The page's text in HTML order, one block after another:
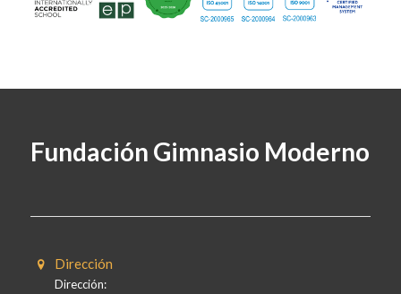
Fundación Gimnasio Moderno
Dirección
Dirección: